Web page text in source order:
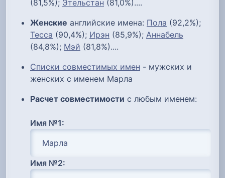
(81,5%); Этельстан (81,0%)....
Женские английские имена: Пола (92,2%);
Тесса (90,4%); Ирэн (85,9%); Аннабель
(84,8%); Мэй (81,8%)....
Списки совместимых имен - мужских и
женских с именем Марла
Расчет совместимости с любым именем:
Имя №1:
Имя №2: